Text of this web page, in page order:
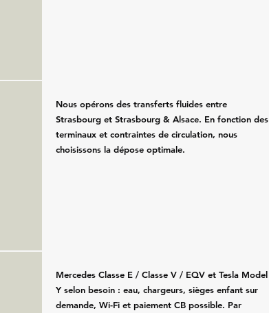
Nous opérons des transferts fluides entre
Strasbourg et Strasbourg & Alsace. En fonction des
terminaux et contraintes de circulation, nous
choisissons la dépose optimale.
Mercedes Classe E / Classe V / EQV et Tesla Model
Y selon besoin : eau, chargeurs, sièges enfant sur
demande, Wi-Fi et paiement CB possible. Par